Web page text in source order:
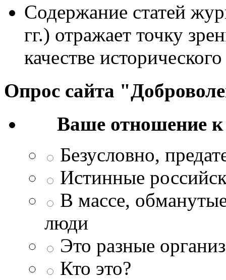
Содержание статей
гг.) отражает точку
качестве
Опрос сайта
Ваше отношение
Безусловно,
Истинные
В массе,
люди
Это разные
Кто это?